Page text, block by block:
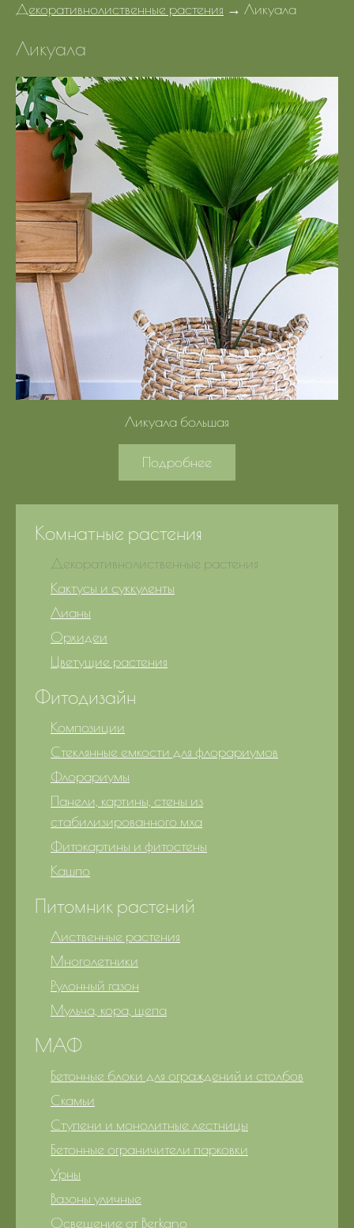
Декоративнолиственные растения → Ликуала
Ликуала
Ликуала большая
Подробнее
Комнатные растения
Декоративнолиственные растения
Кактусы и суккуленты
Лианы
Орхидеи
Цветущие растения
Фитодизайн
Композиции
Стеклянные емкости для флорариумов
Флорариумы
Панели, картины, стены из
стабилизированного мха
Фитокартины и фитостены
Кашпо
Питомник растений
Лиственные растения
Многолетники
Рулонный газон
Мульча, кора, щепа
МАФ
Бетонные блоки для ограждений и столбов
Скамьи
Ступени и монолитные лестницы
Бетонные ограничители парковки
Урны
Вазоны уличные
Освещение от Berkano